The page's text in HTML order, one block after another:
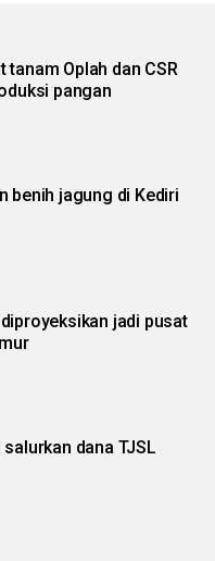
tanam Oplah dan CSR
pangan
benih jagung di Kediri
jadi pusat
dana TJSL